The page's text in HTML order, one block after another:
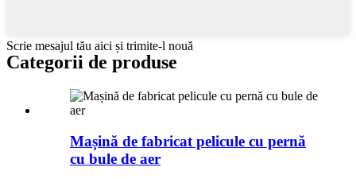
Scrie mesajul tău aici și trimite-l nouă
Categorii de produse
Mașină de fabricat pelicule cu pernă
cu bule de aer